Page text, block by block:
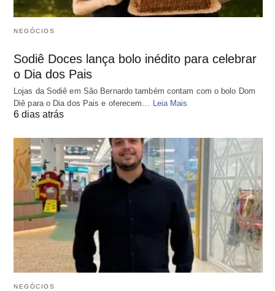
NEGÓCIOS
Sodiê Doces lança bolo inédito para celebrar
o Dia dos Pais
Lojas da Sodiê em São Bernardo também contam com o bolo Dom
Diê para o Dia dos Pais e oferecem… Leia Mais
6 dias atrás
NEGÓCIOS